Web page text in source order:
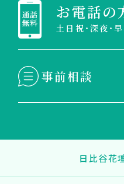
お電話の
土日祝・深夜・
事前相談
日比谷花